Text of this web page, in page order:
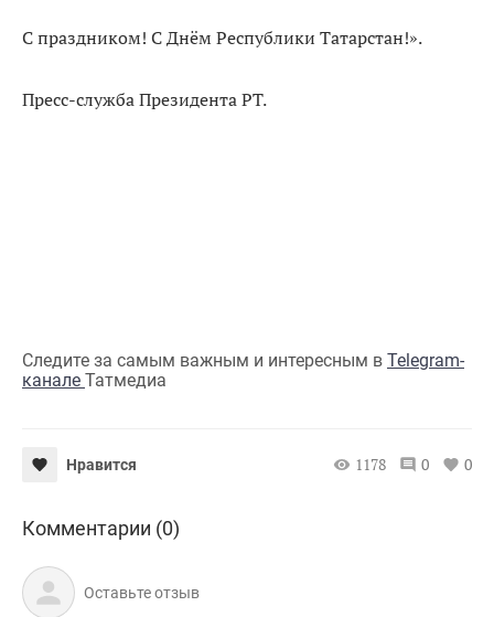
С праздником! С Днём Республики Татарстан!».
Пресс-служба Президента РТ.
Следите за самым важным и интересным в Telegram-
канале Татмедиа
Нравится 1178 0 0
Комментарии (0)